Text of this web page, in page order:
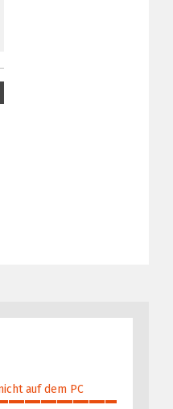
auf dem PC